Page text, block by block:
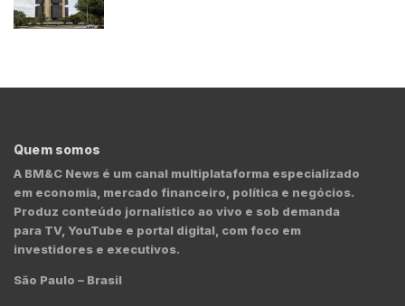
Quem somos
A BM&C News é um canal multiplataforma especializado
em economia, mercado financeiro, política e negócios.
Produz conteúdo jornalístico ao vivo e sob demanda
para TV, YouTube e portal digital, com foco em
investidores e executivos.
São Paulo – Brasil